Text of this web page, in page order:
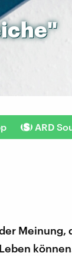
ARD